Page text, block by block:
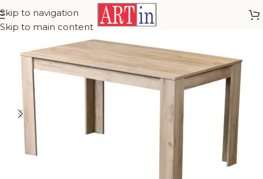
Skip to navigation
Skip to main content